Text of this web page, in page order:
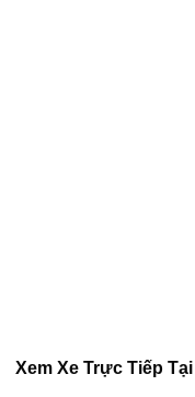
Xem Xe Trực Tiếp